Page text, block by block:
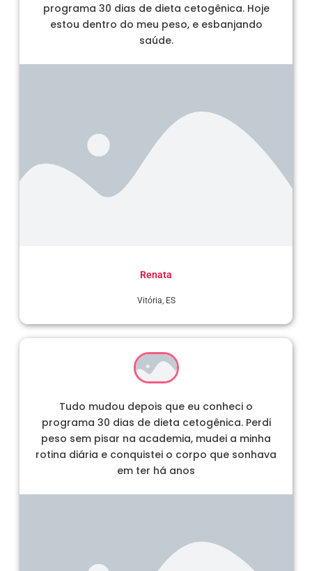
programa 30 dias de dieta cetogênica. Hoje
estou dentro do meu peso, e esbanjando
saúde.
Renata
Vitória, ES
Tudo mudou depois que eu conheci o
programa 30 dias de dieta cetogênica. Perdi
peso sem pisar na academia, mudei a minha
rotina diária e conquistei o corpo que sonhava
em ter há anos